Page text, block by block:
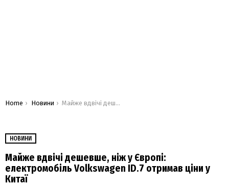
You are here:
Home Новини Майже вдвічі дешевше, ніж у Європі: електромобіль Volkswagen ID.7 отримав ціни у Китаї
НОВИНИ
Майже вдвічі дешевше, ніж у Європі:
електромобіль Volkswagen ID.7 отримав ціни у
Китаї